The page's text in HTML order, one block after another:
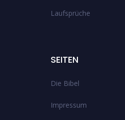
Laufsprüche
SEITEN
Die Bibel
Impressum